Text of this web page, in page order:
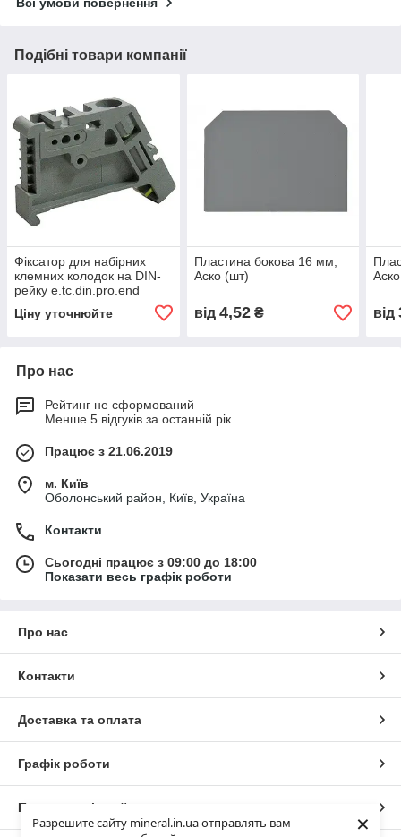
Разрешите сайту mineral.in.ua отправлять вам
×
Подібні товари компанії
Фіксатор для набірних
клемних колодок на DIN-
рейку e.tc.din.pro.end
Ціну уточнюйте
Пластина бокова 16 мм,
Аско (шт)
від 4,52₴ від
Про нас
Рейтинг не сформований
Менше 5 відгуків за останній рік
Працює з 21.06.2019
м. Київ
Оболонський район, Київ, Україна
Контакти
Сьогодні працює з 09:00 до 18:00
Показати весь графік роботи
Про нас
Контакти
Доставка та оплата
Графік роботи
Повна версія сайту